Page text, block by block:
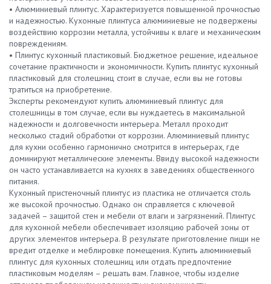
• Алюминиевый плинтус. Характеризуется повышенной прочностью
и надежностью. Кухонные плинтуса алюминиевые не подвержены
воздействию коррозии металла, устойчивы к влаге и механическим
повреждениям.
• Плинтус кухонный пластиковый. Бюджетное решение, идеальное
сочетание практичности и экономичности. Купить плинтус кухонный
пластиковый для столешниц стоит в случае, если вы не готовы
тратиться на приобретение.
Эксперты рекомендуют купить алюминиевый плинтус для
столешницы в том случае, если вы нуждаетесь в максимальной
надежности и долговечности интерьера. Металл проходит
несколько стадий обработки от коррозии. Алюминиевый плинтус
для кухни особенно гармонично смотрится в интерьерах, где
доминируют металлические элементы. Ввиду высокой надежности
он часто устанавливается на кухнях в заведениях общественного
питания.
Кухонный пристеночный плинтус из пластика не отличается столь
же высокой прочностью. Однако он справляется с ключевой
задачей – защитой стен и мебели от влаги и загрязнений. Плинтус
для кухонной мебели обеспечивает изоляцию рабочей зоны от
других элементов интерьера. В результате приготовление пищи не
вредит отделке и меблировке помещения. Купить алюминиевый
плинтус для кухонных столешниц или отдать предпочтение
пластиковым моделям – решать вам. Главное, чтобы изделие